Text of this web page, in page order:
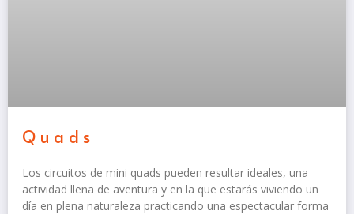
Quads
Los circuitos de mini quads pueden resultar ideales, una
actividad llena de aventura y en la que estarás viviendo un
día en plena naturaleza practicando una espectacular forma